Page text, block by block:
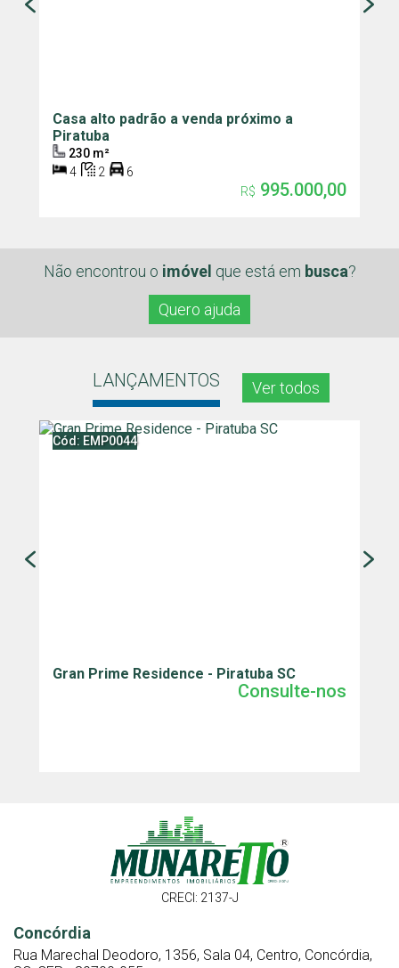
Casa alto padrão a venda próximo a
Piratuba
230 m²
4
2
6
R$ 995.000,00
Não encontrou o imóvel que está em busca?
Quero ajuda
LANÇAMENTOS Ver todos
Cód: EMP0044
Gran Prime Residence - Piratuba SC
Consulte-nos
CRECI: 2137-J
Concórdia
Rua Marechal Deodoro, 1356, Sala 04, Centro, Concórdia,